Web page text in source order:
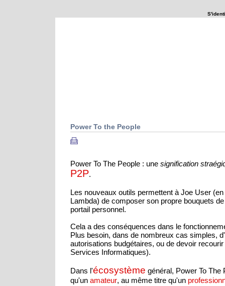
Power To the People
Power To The People : une signification
P2P.
Les nouveaux outils permettent à Joe User
Lambda) de composer son propre bouquets
portail personnel.
Cela a des conséquences dans le
Plus besoin, dans de nombreux cas simples,
autorisations budgétaires, ou de devoir
Services Informatiques).
Dans l'écosystème général, Power To The
qu'un amateur, au même titre qu'un